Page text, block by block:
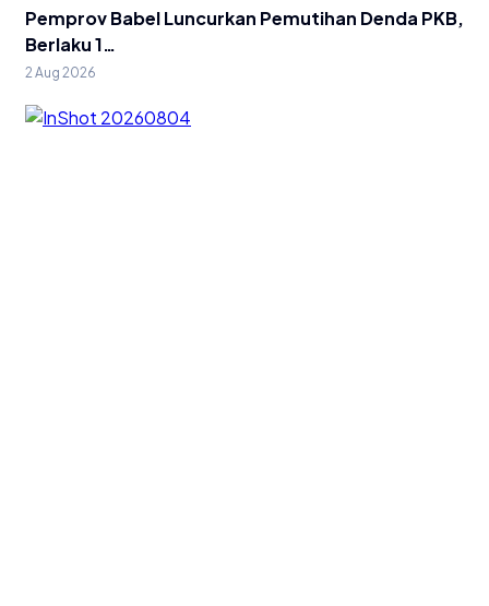
Pemprov Babel Luncurkan Pemutihan Denda PKB,
Berlaku 1…
2 Aug 2026